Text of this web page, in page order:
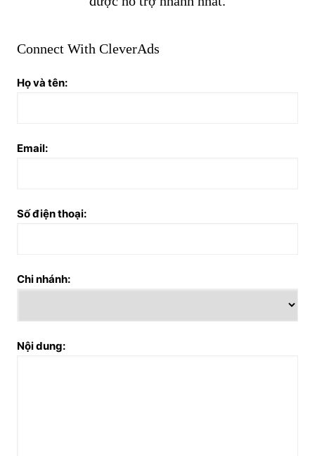
Connect With CleverAds
Họ và tên:
Email:
Số điện thoại:
Chi nhánh:
Nội dung: